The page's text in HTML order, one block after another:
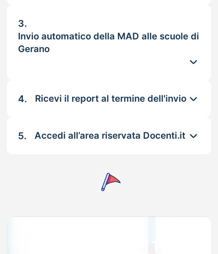
3.
Invio automatico della MAD alle scuole di
Gerano
4. Ricevi il report al termine dell'invio
5. Accedi all’area riservata Docenti.it